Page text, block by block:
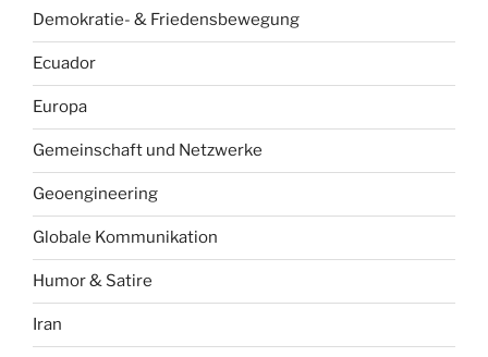
Demokratie- & Friedensbewegung
Ecuador
Europa
Gemeinschaft und Netzwerke
Geoengineering
Globale Kommunikation
Humor & Satire
Iran